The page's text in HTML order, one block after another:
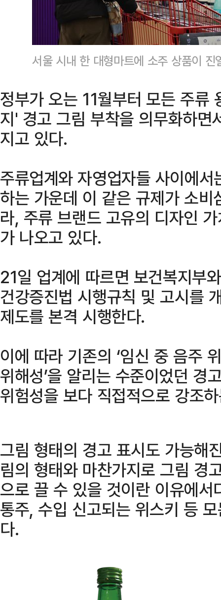
서울 시내 한 대형마트에 소주 상품이
정부가 오는 11월부터 모든 주류
지' 경고 그림 부착을 의무화하면
지고 있다.
주류업계와 자영업자들 사이에
하는 가운데 이 같은 규제가 소
라, 주류 브랜드 고유의 디자인
가 나오고 있다.
21일 업계에 따르면 보건복지부
건강증진법 시행규칙 및 고시를
제도를 본격 시행한다.
이에 따라 기존의 ‘임신 중 음주
위해성’을 알리는 수준이었던 경
위험성을 보다 직접적으로 강조
그림 형태의 경고 표시도 가능해
림의 형태와 마찬가지로 그림 경
으로 끌 수 있을 것이란 이유에
통주, 수입 신고되는 위스키 등
다.